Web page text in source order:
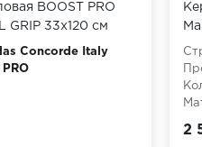
BOOST PRO
GRIP 33x120 см
Concorde Italy
PRO
2